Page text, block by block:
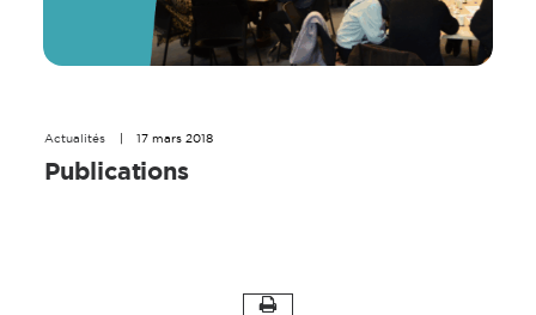
Actualités 17 mars 2018
Publications